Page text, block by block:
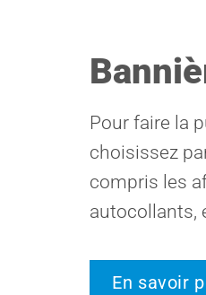
Pour faire la
choisissez
compris les
autocollants,
En savoir